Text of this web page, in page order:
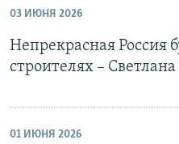
03 ИЮНЯ 2026
Непрекрасная Россия
строителях –
01 ИЮНЯ 2026